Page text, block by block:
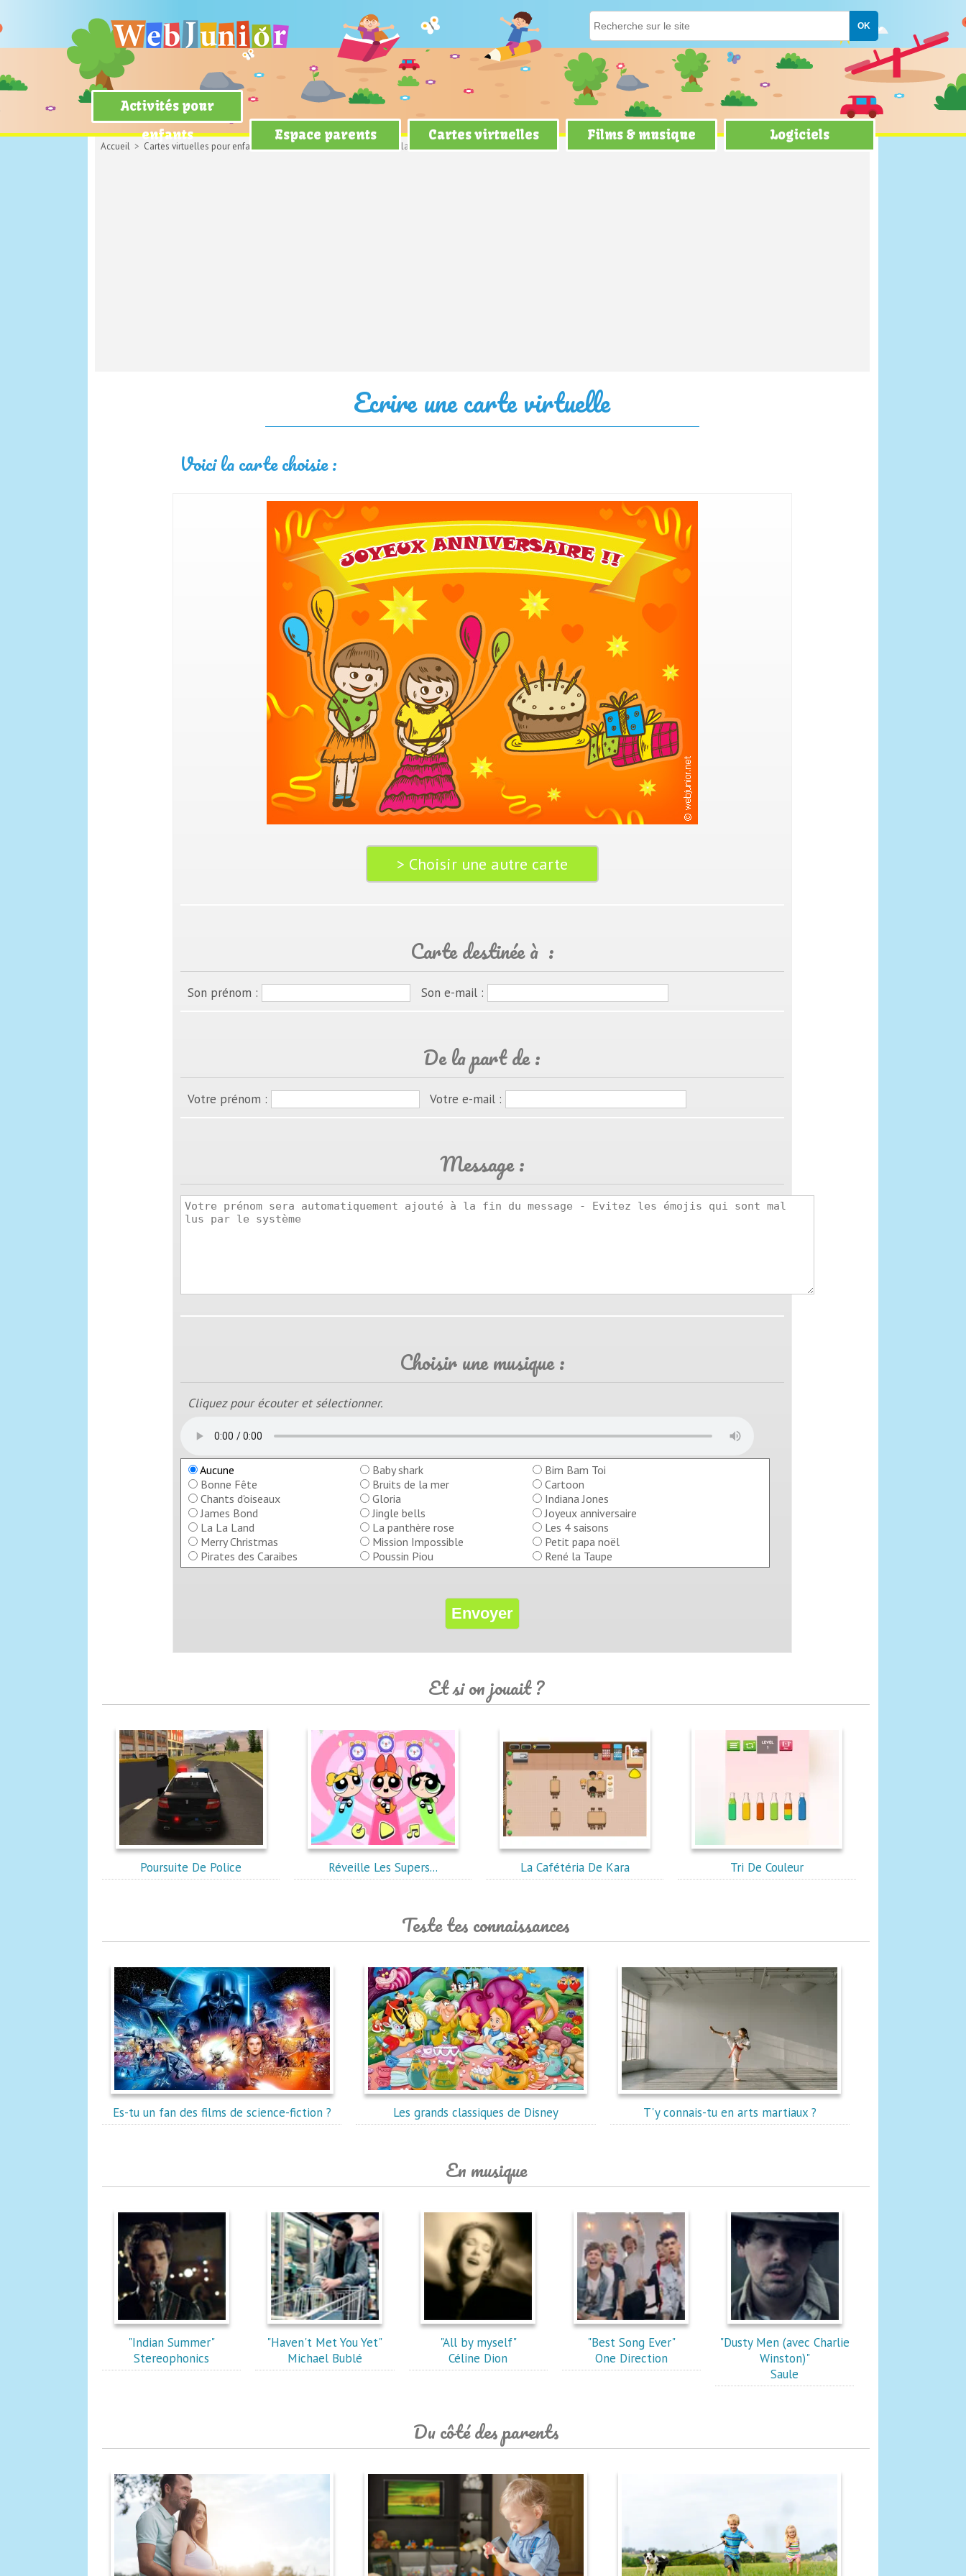
Activités pour
enfants
Espace parents Cartes virtuelles Films & musique Logiciels
Accueil > Cartes virtuelles pour enfants Carte d'anniversaire > Envoyer la carte Le goûter des enfants
Ecrire une carte virtuelle
Voici la carte choisie :
> Choisir une autre carte
Carte destinée à :
Son prénom : Son e-mail :
De la part de :
Votre prénom : Votre e-mail :
Message :
Choisir une musique :
Cliquez pour écouter et sélectionner.
Aucune Baby shark
Bim Bam Toi
Bonne Fête
Bruits de la mer
Cartoon
Chants d'oiseaux
Gloria
Indiana Jones
James Bond
Jingle bells
Joyeux anniversaire
La La Land
La panthère rose
Les 4 saisons
Merry Christmas
Mission Impossible
Petit papa noël
Pirates des Caraibes
Poussin Piou René la Taupe
Et si on jouait ?
Poursuite De Police Réveille Les Supers... La Cafétéria De Kara Tri De Couleur
Teste tes connaissances
Es-tu un fan des films de science-fiction ? Les grands classiques de Disney T'y connais-tu en arts martiaux ?
En musique
"Indian Summer"
Stereophonics
"Haven't Met You Yet"
Michael Bublé
"All by myself"
Céline Dion
"Best Song Ever"
One Direction
"Dusty Men (avec Charlie
Winston)"
Saule
Du côté des parents